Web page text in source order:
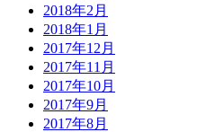
2018年2月
2018年1月
2017年12月
2017年11月
2017年10月
2017年9月
2017年8月